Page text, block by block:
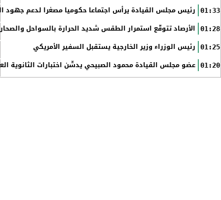
01:33 رئيس مجلس القيادة يرأس اجتماعا حكوميا مصغرا لدعم جهود
01:28 الأرصاد تتوقّع استمرار الطقس شديد الحرارة بالسواحل
01:25 رئيس الوزراء وزير الخارجية يستقبل السفير الأمريكي
01:20 عضو مجلس القيادة محمود الصبيحي يدشّن اختبارات الثانوية